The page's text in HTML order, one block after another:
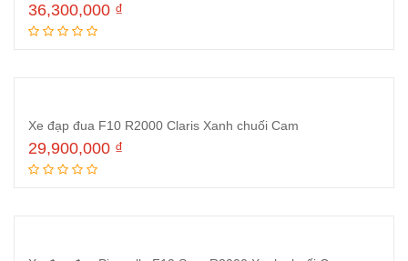
36,300,000 ₫
Xe đạp đua F10 R2000 Claris Xanh chuối Cam
29,900,000 ₫